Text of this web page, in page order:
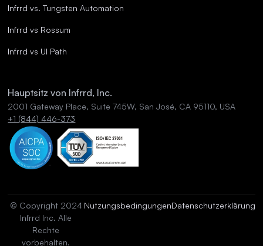
Infrrd vs. Tungsten Automation
Infrrd vs Rossum
Infrrd vs UI Path
Hauptsitz von Infrrd, Inc.
2001 Gateway Place, Suite 745W, San José, CA 95110, USA
+1 (844) 446-373
© Copyright 2024
Infrrd Inc. Alle
Rechte
vorbehalten.
NutzungsbedingungenDatenschutzerklärung